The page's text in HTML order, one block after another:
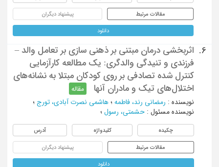
مقالات مرتبط پیشنهاد دیگران
دانلود
6.
اثربخشی درمان مبتنی بر ذهنی سازی بر تعامل والد –
فرزندی و تنیدگی والدگری: یک مطالعه کارآزمایی
کنترل شده تصادفی بر روی کودکان مبتلا به نشانه‌های
اختلال‌های تیک و مادران آنها
مقاله
نویسنده : رمضانی رند، فاطمه ؛ هاشمی نصرت آبادی، تورج ؛
نویسنده مسئول : حشمتی، رسول ؛
چکیده کلیدواژه آدرس
مقالات مرتبط پیشنهاد دیگران
دانلود